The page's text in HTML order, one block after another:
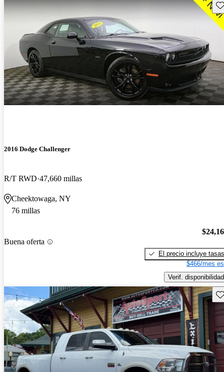
2016 Dodge Challenger
R/T RWD 47,660 millas
Cheektowaga, NY
76 millas
Buena oferta
El precio incluye tasas
$466/mes
Verif. disponibilidad